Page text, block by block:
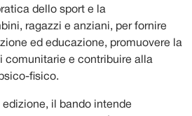
dello sport e la
ragazzi e anziani, per fornire
ed educazione, promuovere la
comunitarie e contribuire alla
fisico.
edizione, il bando intende